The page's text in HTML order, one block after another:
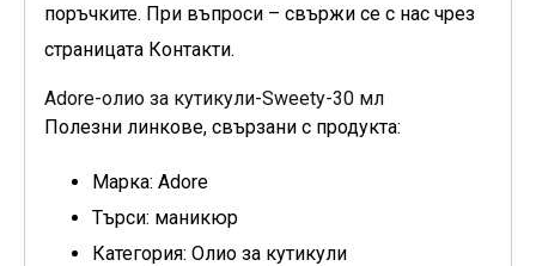
поръчките. При въпроси – свържи се с нас чрез
страницата Контакти.
Adore-олио за кутикули-Sweety-30 мл
Полезни линкове, свързани с продукта:
Марка: Adore
Търси: маникюр
Категория: Oлио за кутикули